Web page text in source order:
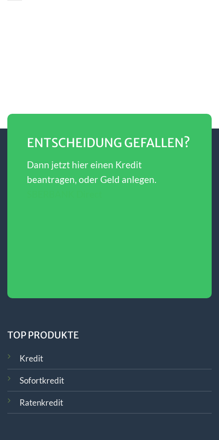
ENTSCHEIDUNG GEFALLEN?
Dann jetzt hier einen Kredit
beantragen, oder Geld anlegen.
TOP PRODUKTE
Kredit
Sofortkredit
Ratenkredit